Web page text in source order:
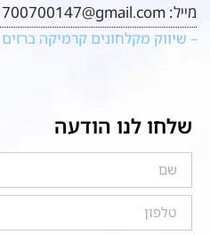
מייל:
– שיווק מקלחונים קרמיקה ברזים
שלחו לנו הודעה